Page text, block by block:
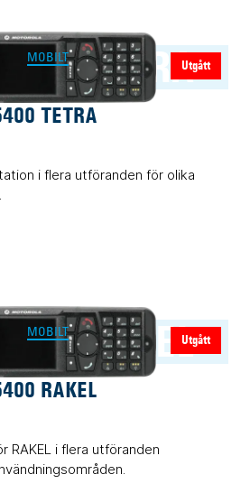
Utgått
TETRA
MOBILT
TETRA
i flera utföranden för olika
Utgått
RAKEL
MOBILT
RAKEL
RAKEL i flera utföranden